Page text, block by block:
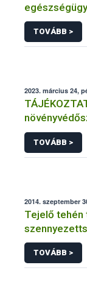
TOVÁBB >
2023. március 24,
eljárásba
TOVÁBB >
2014. szeptember
Tejelő tehén
TOVÁBB >